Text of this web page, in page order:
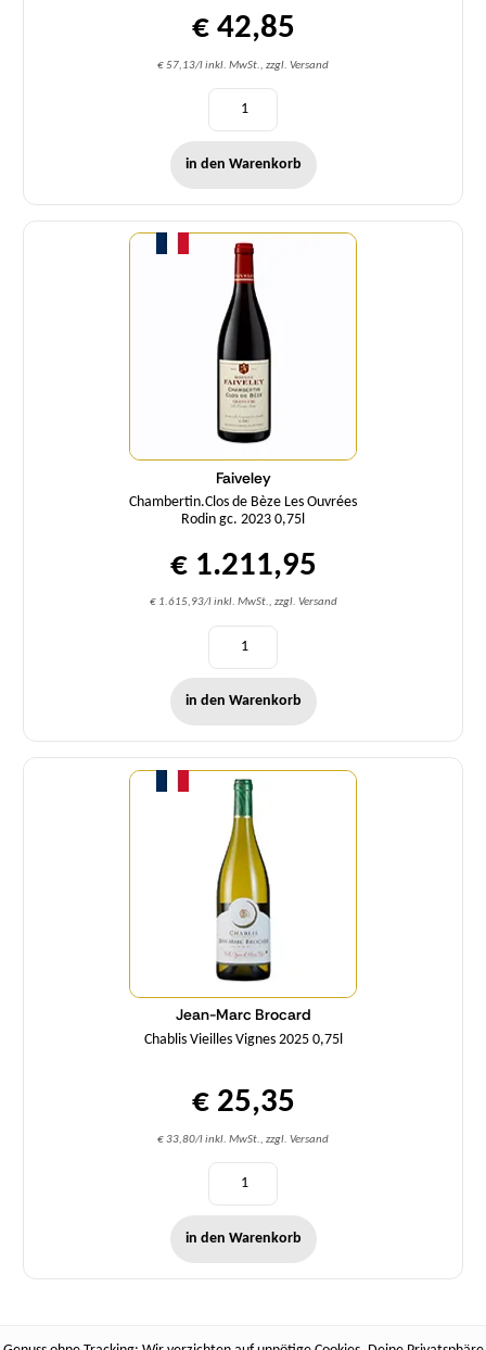
€ 42,85
€ 57,13/l inkl. MwSt., zzgl. Versand
in den Warenkorb
Faiveley
Chambertin.Clos de Bèze Les Ouvrées
Rodin gc. 2023 0,75l
€ 1.211,95
€ 1.615,93/l inkl. MwSt., zzgl. Versand
Menge
in den Warenkorb
Jean-Marc Brocard
Chablis Vieilles Vignes 2025 0,75l
€ 25,35
€ 33,80/l inkl. MwSt., zzgl. Versand
Menge
in den Warenkorb